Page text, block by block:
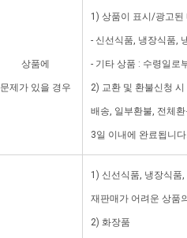
상품에
문제가 있을 경우
1) 상품이 표시/광고된
- 신선식품, 냉장식품,
- 기타 상품 : 수령일로
2) 교환 및 환불신청
배송, 일부환불, 전체
3일 이내에 완료됩니
1) 신선식품, 냉장식품
재판매가 어려운 상품
2) 화장품